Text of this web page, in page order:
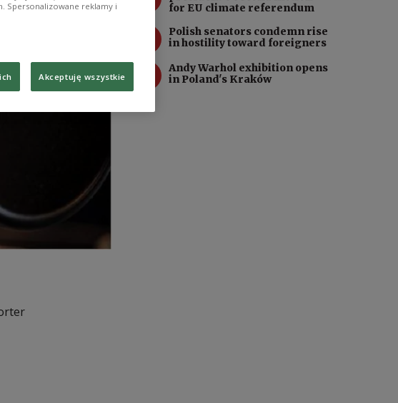
for EU climate referendum
Polish senators condemn rise
in hostility toward foreigners
Andy Warhol exhibition opens
in Poland's Kraków
Spersonalizowane reklamy i
Akceptuję wszystkie